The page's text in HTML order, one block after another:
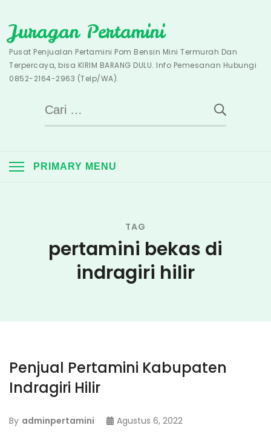
to
content
Juragan Pertamini
Pusat Penjualan Pertamini Pom Bensin Mini Termurah Dan
Terpercaya, bisa KIRIM BARANG DULU. Info Pemesanan Hubungi
0852-2164-2963 (Telp/WA).
Cari
untuk:
PRIMARY MENU
TAG
pertamini bekas di
indragiri hilir
Penjual Pertamini Kabupaten
Indragiri Hilir
By adminpertamini
Agustus 6, 2022